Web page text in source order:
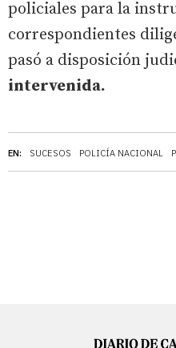
EN: SUCESOS POLICÍA NACIONAL
policiales para la
correspondientes
pasó a disposición
intervenida.